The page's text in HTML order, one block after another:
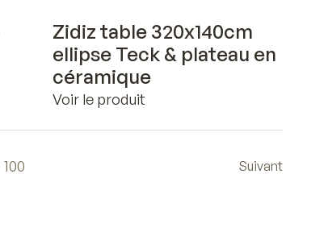
Zidiz table 320x140cm
ellipse Teck & plateau en
céramique
Voir le produit
100 Suivant